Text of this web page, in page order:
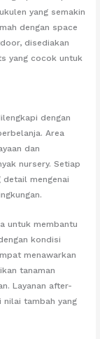
yang semakin
dengan space
disediakan
yang cocok untuk
dengan
Area
dan
nursery. Setiap
mengenai
untuk membantu
kondisi
menawarkan
tanaman
Layanan after-
nilai tambah yang